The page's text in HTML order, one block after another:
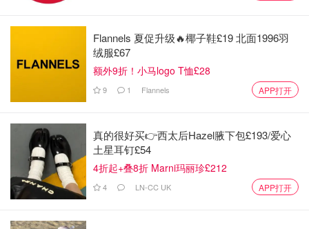
图片来自网友，版权属原作者
在尼亚加拉瀑布地区的人，可以看到绝佳视角的日全食。
Flannels 夏促升级🔥椰子鞋£19 北面1996羽
绒服£67
额外9折！小马logo T恤£28
9 1 Flannels APP打开
真的很好买👉西太后Hazel腋下包£193/爱心
土星耳钉£54
4折起+叠8折 Marni玛丽珍£212
4 LN-CC UK APP打开